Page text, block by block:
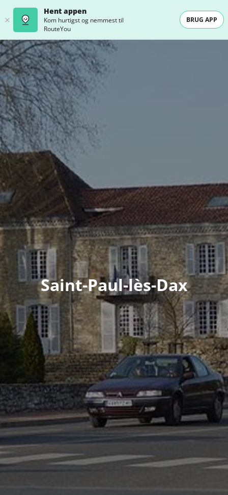
Hent appen
Kom hurtigst og nemmest til
RouteYou
BRUG APP
Saint-Paul-lès-Dax